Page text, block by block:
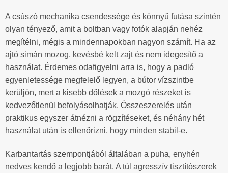
A csúszó mechanika csendessége és könnyű futása szintén
olyan tényező, amit a boltban vagy fotók alapján nehéz
megítélni, mégis a mindennapokban nagyon számít. Ha az
ajtó simán mozog, kevésbé kelt zajt és nem idegesítő a
használat. Érdemes odafigyelni arra is, hogy a padló
egyenletessége megfelelő legyen, a bútor vízszintbe
kerüljön, mert a kisebb dőlések a mozgó részeket is
kedvezőtlenül befolyásolhatják. Összeszerelés után
praktikus egyszer átnézni a rögzítéseket, és néhány hét
használat után is ellenőrizni, hogy minden stabil-e.
Karbantartás szempontjából általában a puha, enyhén
nedves kendő a legjobb barát. A túl agresszív tisztítószerek